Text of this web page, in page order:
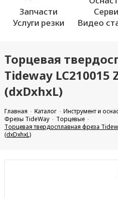
Запчасти
Услуги резки
Видео
Торцевая
Tideway LC210015
(dxDxhxL)
Главная Каталог Инструмент и
Фрезы TideWay
Торцевые
Торцевая твердосплавная фреза
(dxDxhxL)